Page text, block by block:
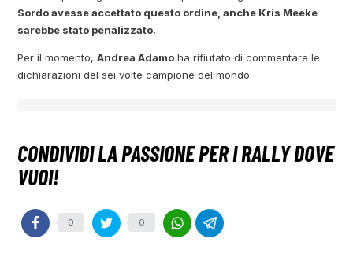
Sordo avesse accettato questo ordine, anche Kris Meeke
sarebbe stato penalizzato.
Per il momento,Andrea Adamo ha rifiutato di commentare le
dichiarazioni del sei volte campione del mondo.
0 0